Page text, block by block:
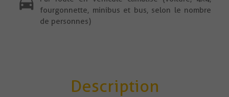
fourgonnette, minibus et bus, selon le nombre
de personnes)
Description